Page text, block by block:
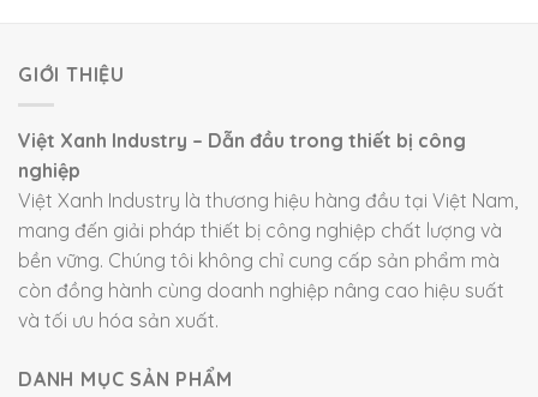
GIỚI THIỆU
Việt Xanh Industry – Dẫn đầu trong thiết bị công
nghiệp
Việt Xanh Industry là thương hiệu hàng đầu tại Việt Nam,
mang đến giải pháp thiết bị công nghiệp chất lượng và
bền vững. Chúng tôi không chỉ cung cấp sản phẩm mà
còn đồng hành cùng doanh nghiệp nâng cao hiệu suất
và tối ưu hóa sản xuất.
DANH MỤC SẢN PHẨM